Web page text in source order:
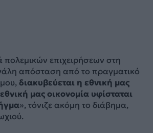
επιχειρήσεων στη
απόσταση από το πραγματικό
διακυβεύεται η εθνική μας
μας οικονομία υφίσταται
», τόνιζε ακόμη το διάβημα,